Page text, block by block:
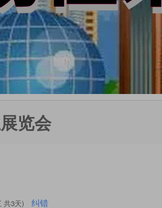
览会
共3天) 纠错